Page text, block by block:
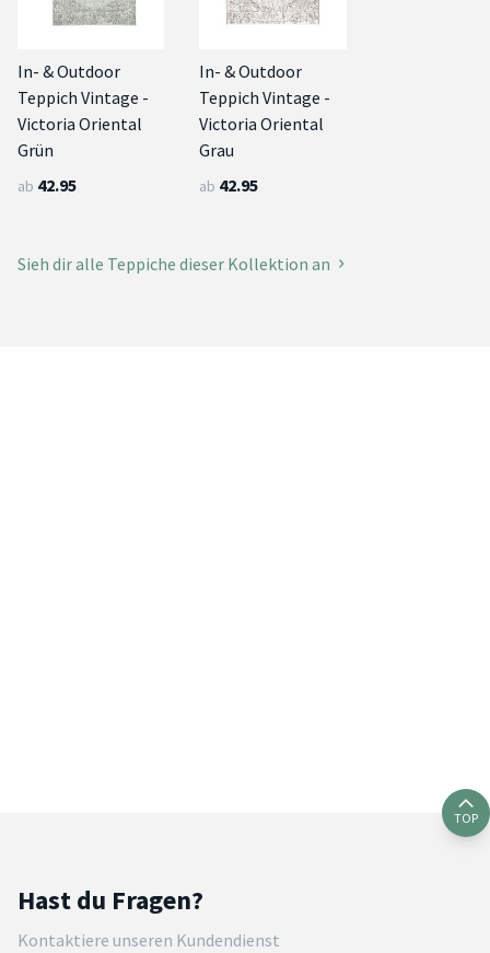
In- & Outdoor
Teppich Vintage -
Victoria Oriental
Grün
ab 42.95
In- & Outdoor
Teppich Vintage -
Victoria Oriental
Grau
ab 42.95
Sieh dir alle Teppiche dieser Kollektion an
TOP
Hast du Fragen?
Kontaktiere unseren Kundendienst